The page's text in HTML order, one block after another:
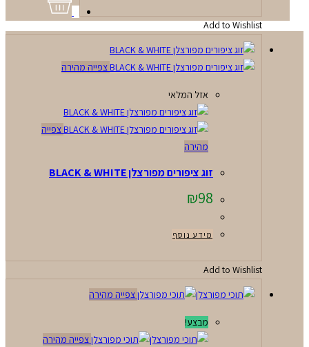
Add to Wishlist
צפייה מהירה
אזל המלאי
צפייה
מהירה
זוג ציפורים מפורצלן BLACK & WHITE
₪98
מידע נוסף
Add to Wishlist
צפייה מהירה
מבצע!
צפייה מהירה